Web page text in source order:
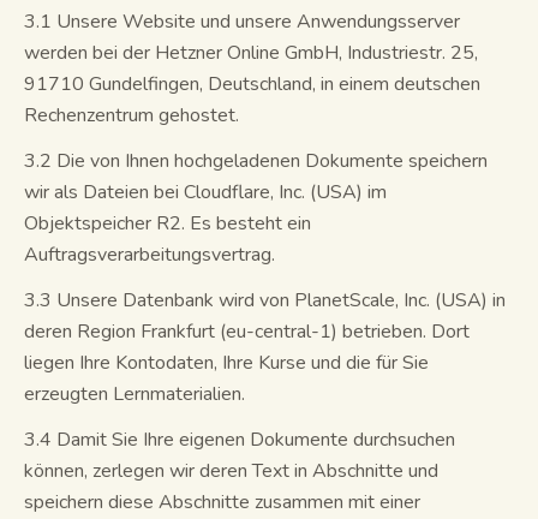
3.1 Unsere Website und unsere Anwendungsserver
werden bei der Hetzner Online GmbH, Industriestr. 25,
91710 Gundelfingen, Deutschland, in einem deutschen
Rechenzentrum gehostet.
3.2 Die von Ihnen hochgeladenen Dokumente speichern
wir als Dateien bei Cloudflare, Inc. (USA) im
Objektspeicher R2. Es besteht ein
Auftragsverarbeitungsvertrag.
3.3 Unsere Datenbank wird von PlanetScale, Inc. (USA) in
deren Region Frankfurt (eu-central-1) betrieben. Dort
liegen Ihre Kontodaten, Ihre Kurse und die für Sie
erzeugten Lernmaterialien.
3.4 Damit Sie Ihre eigenen Dokumente durchsuchen
können, zerlegen wir deren Text in Abschnitte und
speichern diese Abschnitte zusammen mit einer